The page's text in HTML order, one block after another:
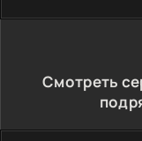
Смотреть